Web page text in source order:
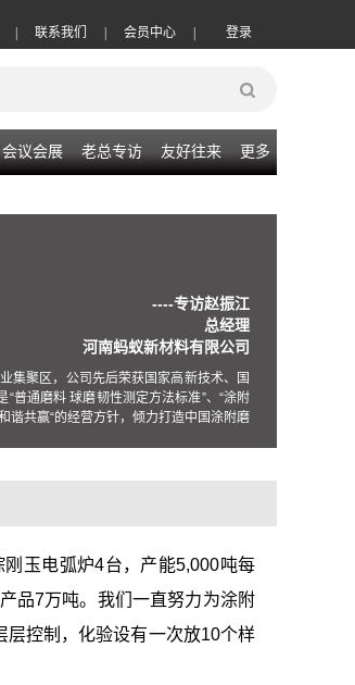
登录
会员中心
联系我们
会议会展 老总专访 友好往来 更多
----专访赵振江
总经理
河南蚂蚁新材料有限公司
集聚区，公司先后荣获国家高新技术、国
普通磨料 球磨韧性测定方法标准”、“涂附
谐共赢“的经营方针，倾力打造中国涂附磨
玉电弧炉4台，产能5,000吨每
品7万吨。我们一直努力为涂附
层控制，化验设有一次放10个样